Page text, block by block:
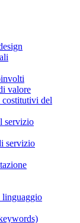
valore
costitutivi del
servizio
servizio
linguaggio